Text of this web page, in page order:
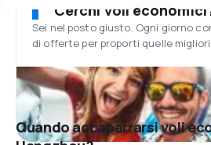
Cerchi voli
Sei nel posto giusto. Ogni giorno
di offerte per proporti quelle
Quando accaparrarsi voli